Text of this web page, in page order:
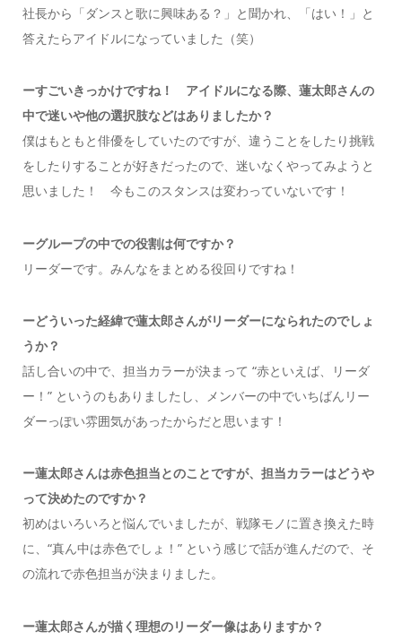
社長から「ダンスと歌に興味ある？」と聞かれ、「はい！」と
答えたらアイドルになっていました（笑）
ーすごいきっかけですね！ アイドルになる際、蓮太郎さんの
中で迷いや他の選択肢などはありましたか？
僕はもともと俳優をしていたのですが、違うことをしたり挑戦
をしたりすることが好きだったので、迷いなくやってみようと
思いました！ 今もこのスタンスは変わっていないです！
ーグループの中での役割は何ですか？
リーダーです。みんなをまとめる役回りですね！
ーどういった経緯で蓮太郎さんがリーダーになられたのでしょ
うか？
話し合いの中で、担当カラーが決まって “赤といえば、リーダ
ー！” というのもありましたし、メンバーの中でいちばんリー
ダーっぽい雰囲気があったからだと思います！
ー蓮太郎さんは赤色担当とのことですが、担当カラーはどうや
って決めたのですか？
初めはいろいろと悩んでいましたが、戦隊モノに置き換えた時
に、“真ん中は赤色でしょ！” という感じで話が進んだので、そ
の流れで赤色担当が決まりました。
ー蓮太郎さんが描く理想のリーダー像はありますか？